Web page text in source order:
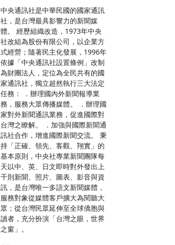
中央通訊社是中華民國的國家通訊
社，是台灣最具影響力的新聞媒
體。 經歷組織改造，1973年中央
社改組為股份有限公司，以企業方
式經營；隨著民主化發展，1996年
依據「中央通訊社設置條例」改制
為財團法人，定位為全民共有的國
家通訊社，獨立超然執行三大法定
任務： ．辦理國內外新聞報導業
務，服務大眾傳播媒體。 ．辦理國
家對外新聞通訊業務，促進國際對
台灣之瞭解。 ．加強與國際新聞通
訊社合作，增進國際新聞交流。 秉
持「正確、領先、客觀、翔實」的
基本原則，中央社專業新聞團隊每
天以中、英、日文即時對外發出上
千則新聞、照片、圖表、影音與資
訊，是台灣唯一多語文新聞媒體，
服務對象從媒體客戶擴大為閱聽大
眾；從台灣民眾延伸至全球僑胞與
讀者，充分扮演「台灣之眼，世界
之窗」。